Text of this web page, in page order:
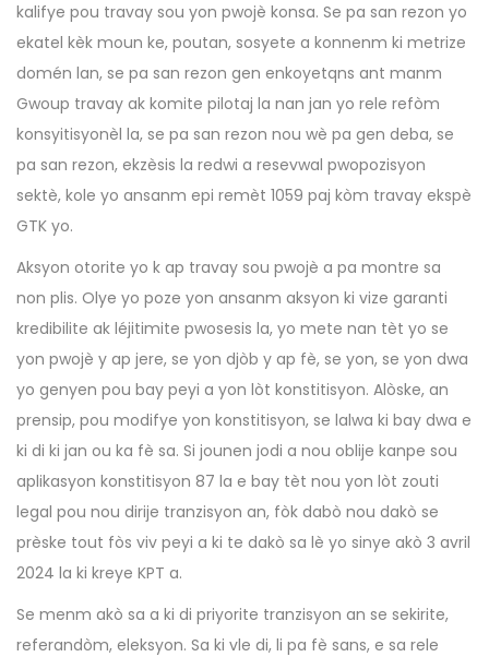
kalifye pou travay sou yon pwojè konsa. Se pa san rezon yo
ekatel kèk moun ke, poutan, sosyete a konnenm ki metrize
domén lan, se pa san rezon gen enkoyetqns ant manm
Gwoup travay ak komite pilotaj la nan jan yo rele refòm
konsyitisyonèl la, se pa san rezon nou wè pa gen deba, se
pa san rezon, ekzèsis la redwi a resevwal pwopozisyon
sektè, kole yo ansanm epi remèt 1059 paj kòm travay ekspè
GTK yo.
Aksyon otorite yo k ap travay sou pwojè a pa montre sa
non plis. Olye yo poze yon ansanm aksyon ki vize garanti
kredibilite ak léjitimite pwosesis la, yo mete nan tèt yo se
yon pwojè y ap jere, se yon djòb y ap fè, se yon, se yon dwa
yo genyen pou bay peyi a yon lòt konstitisyon. Alòske, an
prensip, pou modifye yon konstitisyon, se lalwa ki bay dwa e
ki di ki jan ou ka fè sa. Si jounen jodi a nou oblije kanpe sou
aplikasyon konstitisyon 87 la e bay tèt nou yon lòt zouti
legal pou nou dirije tranzisyon an, fòk dabò nou dakò se
prèske tout fòs viv peyi a ki te dakò sa lè yo sinye akò 3 avril
2024 la ki kreye KPT a.
Se menm akò sa a ki di priyorite tranzisyon an se sekirite,
referandòm, eleksyon. Sa ki vle di, li pa fè sans, e sa rele